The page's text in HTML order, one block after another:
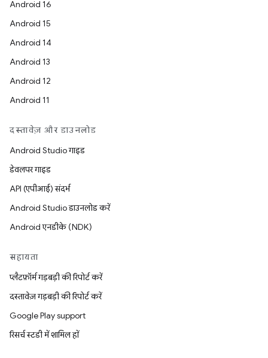
Android 16
Android 15
Android 14
Android 13
Android 12
Android 11
दस्तावेज़ और डाउनलोड
Android Studio गाइड
डेवलपर गाइड
API (एपीआई) संदर्भ
Android Studio डाउनलोड करें
Android एनडीके (NDK)
सहायता
प्लैटफ़ॉर्म गड़बड़ी की रिपोर्ट करें
दस्तावेज़ गड़बड़ी की रिपोर्ट करें
Google Play support
रिसर्च स्टडी में शामिल हों